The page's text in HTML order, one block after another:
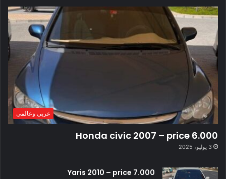
عربي وعالمي
Honda civic 2007 – price 6.000
3 يوليو، 2025
Yaris 2010 – price 7.000